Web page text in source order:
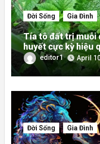
Đời Sống Gia Đình
Tía tô đất trị muỗi
huyết cực kỳ hiệu
editor1 April
Đời Sống Gia Đình